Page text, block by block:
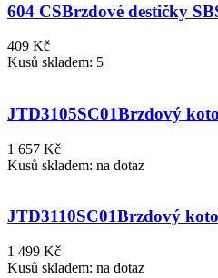
604 CSBrzdové destičky
409 Kč
Kusů skladem: 5
JTD3105SC01Brzdový
1 657 Kč
Kusů skladem: na dotaz
JTD3110SC01Brzdový
1 499 Kč
Kusů skladem: na dotaz